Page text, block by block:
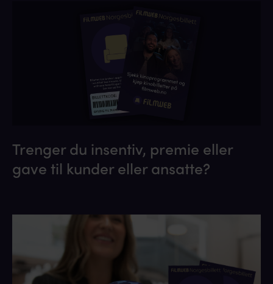
Trenger du insentiv, premie eller
gave til kunder eller ansatte?